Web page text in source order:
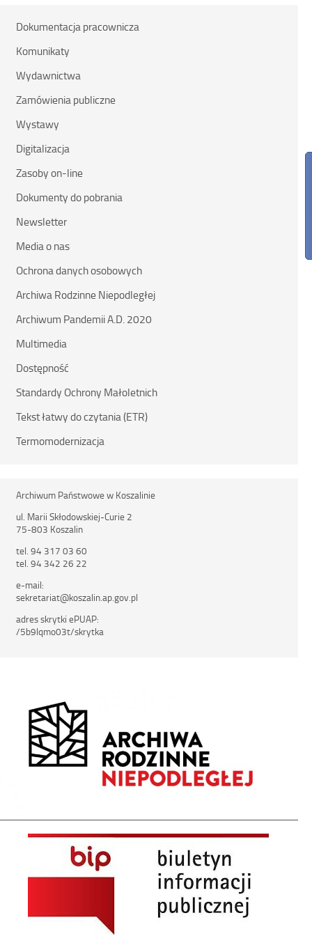
Dokumentacja pracownicza
Komunikaty
Wydawnictwa
Zamówienia publiczne
Wystawy
Digitalizacja
Zasoby on-line
Dokumenty do pobrania
Newsletter
Media o nas
Ochrona danych osobowych
Archiwa Rodzinne Niepodległej
Archiwum Pandemii A.D. 2020
Multimedia
Dostępność
Standardy Ochrony Małoletnich
Tekst łatwy do czytania (ETR)
Termomodernizacja
Archiwum Państwowe w Koszalinie
ul. Marii Skłodowskiej-Curie 2
75-803 Koszalin
tel. 94 317 03 60
tel. 94 342 26 22
e-mail:
sekretariat@koszalin.ap.gov.pl
adres skrytki ePUAP:
/5b9lqmo03t/skrytka